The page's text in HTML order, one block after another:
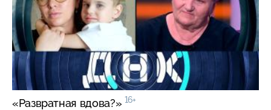
«Развратная вдова?» 16+